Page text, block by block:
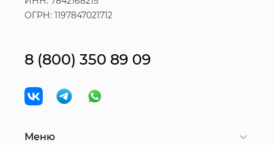
ОГРН: 1197847021712
8 (800) 350 89 09
Меню